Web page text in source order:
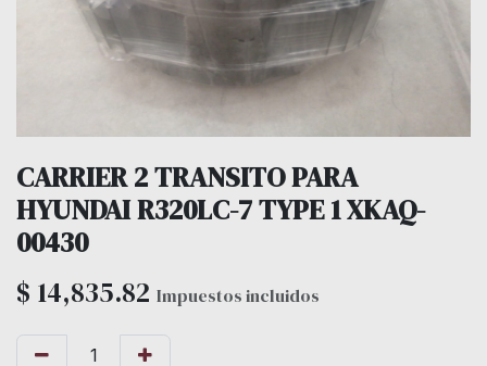
CARRIER 2 TRANSITO PARA
HYUNDAI R320LC-7 TYPE 1 XKAQ-
00430
$ 14,835.82 Impuestos incluidos